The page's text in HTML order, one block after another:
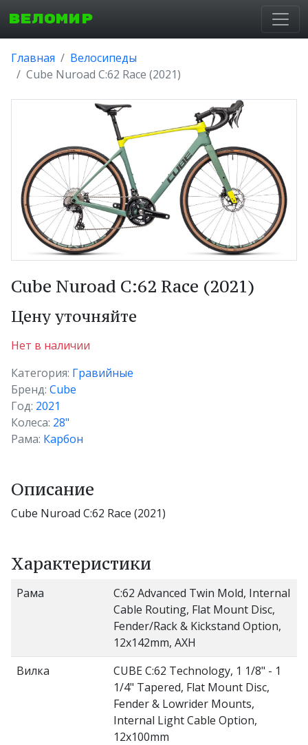
ВЕЛОМИР
Главная
Велосипеды
Cube Nuroad C:62 Race (2021)
Cube Nuroad C:62 Race (2021)
Цену уточняйте
Нет в наличии
Категория: Гравийные
Бренд: Cube
Год: 2021
Колеса: 28"
Рама: Карбон
Описание
Cube Nuroad C:62 Race (2021)
Характеристики
Рама
C:62 Advanced Twin Mold, Internal
Cable Routing, Flat Mount Disc,
Fender/Rack & Kickstand Option,
12x142mm, AXH
Вилка
CUBE C:62 Technology, 1 1/8" - 1
1/4" Tapered, Flat Mount Disc,
Fender & Lowrider Mounts,
Internal Light Cable Option,
12x100mm